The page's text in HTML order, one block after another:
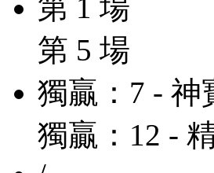
第 1 場
第 5 場
獨贏：7 - 神
獨贏：12 -